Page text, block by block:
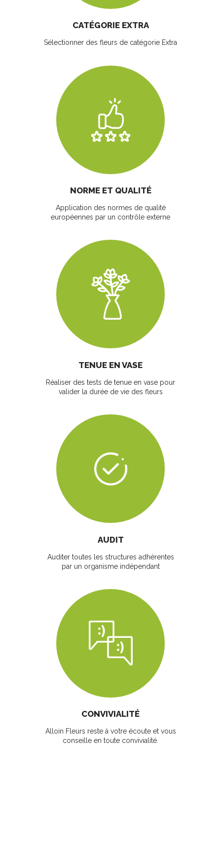
CATÉGORIE EXTRA
Sélectionner des fleurs de catégorie Extra
NORME ET QUALITÉ
Application des normes de qualité
européennes par un contrôle externe
TENUE EN VASE
Réaliser des tests de tenue en vase pour
valider la durée de vie des fleurs
AUDIT
Auditer toutes les structures adhérentes
par un organisme indépendant
CONVIVIALITÉ
Alloin Fleurs reste à votre écoute et vous
conseille en toute convivialité.